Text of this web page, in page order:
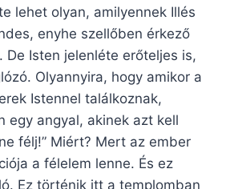
lehet olyan, amilyennek Illés
enyhe szellőben érkező
De Isten jelenléte erőteljes is,
Olyannyira, hogy amikor a
Istennel találkoznak,
egy angyal, akinek azt kell
félj!” Miért? Mert az ember
a félelem lenne. És ez
Ez történik itt a templomban